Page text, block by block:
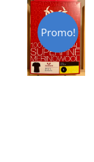
Promo!